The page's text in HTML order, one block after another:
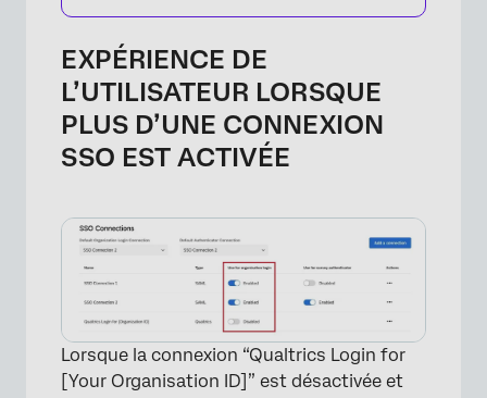
×
EXPÉRIENCE DE
L’UTILISATEUR LORSQUE
PLUS D’UNE CONNEXION
SSO EST ACTIVÉE
Lorsque la connexion “Qualtrics Login for
[Your Organisation ID]” est désactivée et